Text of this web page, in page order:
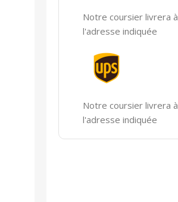
Notre coursier livrera à
l'adresse indiquée
Notre coursier livrera à
l'adresse indiquée